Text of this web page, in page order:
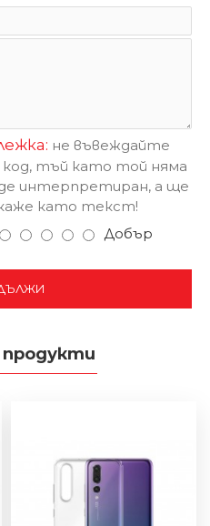
не въвеждайте
код, тъй като той няма
интерпретиран, а ще
като текст!
Добър